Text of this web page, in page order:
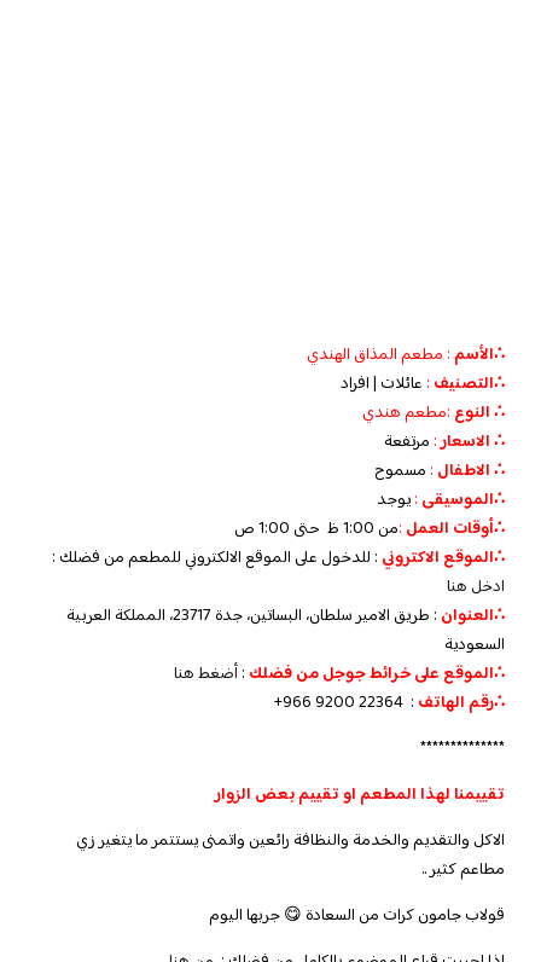
∴الأسم : مطعم المذاق الهندي
∴التصنيف : عائلات | افراد
∴ النوع :مطعمهندي
∴ الاسعار: مرتفعة
∴ الاطفال : مسموح
∴الموسيقى :يوجد
‏∴أوقات العمل :من 1:00 ظ حتى 1:00 ص
∴الموقع الاكتروني : للدخول على الموقع الالكتروني للمطعم من فضلك :
ادخل هنا
∴العنوان
: طريق الامير سلطان، البساتين، جدة 23717، المملكة العربية
السعودية
∴الموقع على خرائط جوجل من فضلك :أضغط هنا
∴رقم الهاتف :
+966 9200 22364
**************
تقييمنا لهذا المطعم او تقييم بعض الزوار
الاكل والتقديم والخدمة والنظافة رائعين واتمنى يستتمر ما يتغير زي
مطاعم كثير ..
قولاب جامون كرات من السعادة 😋 جربها اليوم⁠